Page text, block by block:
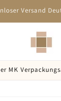
Versand
MK